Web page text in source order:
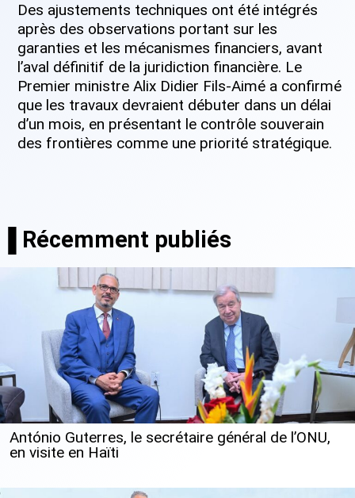
Des ajustements techniques ont été intégrés
après des observations portant sur les
garanties et les mécanismes financiers, avant
l’aval définitif de la juridiction financière. Le
Premier ministre Alix Didier Fils-Aimé a confirmé
que les travaux devraient débuter dans un délai
d’un mois, en présentant le contrôle souverain
des frontières comme une priorité stratégique.
▐ Récemment publiés
António Guterres, le secrétaire général de l’ONU,
en visite en Haïti